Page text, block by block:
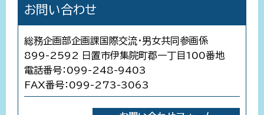
お問い合わせ
総務企画部企画課国際交流・男女共同参画係
899-2592 日置市伊集院町郡一丁目100番地
電話番号：099-248-9403
FAX番号：099-273-3063